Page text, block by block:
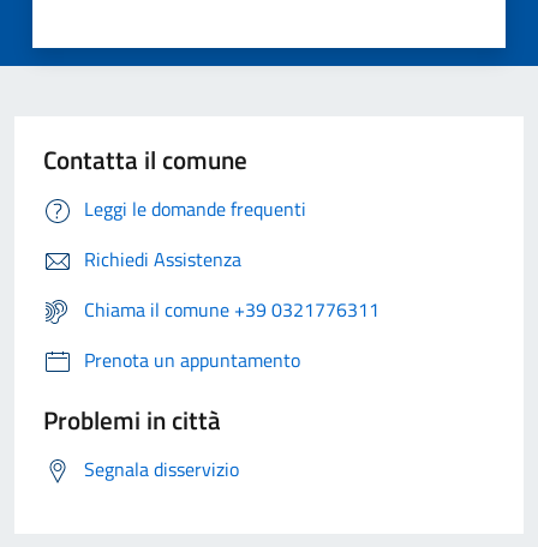
Contatta il comune
Leggi le domande frequenti
Richiedi Assistenza
Chiama il comune +39 0321776311
Prenota un appuntamento
Problemi in città
Segnala disservizio